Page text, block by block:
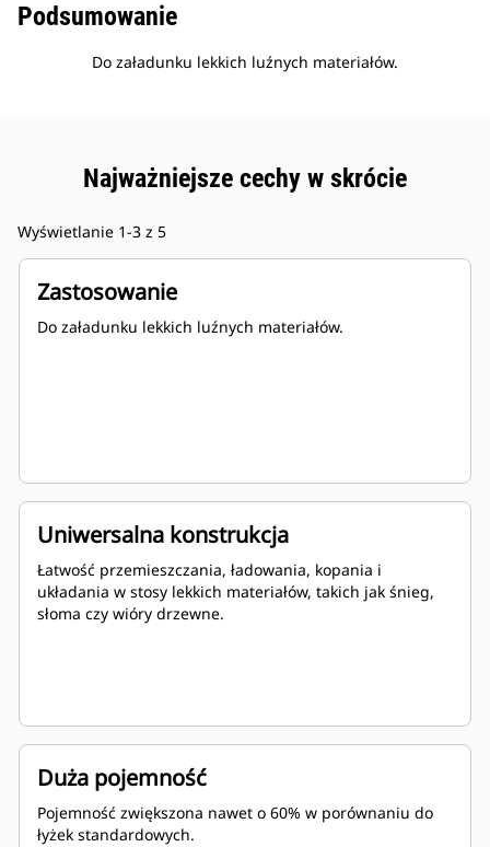
Podsumowanie
Do załadunku lekkich luźnych materiałów.
Najważniejsze cechy w skrócie
Wyświetlanie 1-3 z 5
Zastosowanie
Do załadunku lekkich luźnych materiałów.
Uniwersalna konstrukcja
Łatwość przemieszczania, ładowania, kopania i
układania w stosy lekkich materiałów, takich jak śnieg,
słoma czy wióry drzewne.
Duża pojemność
Pojemność zwiększona nawet o 60% w porównaniu do
łyżek standardowych.